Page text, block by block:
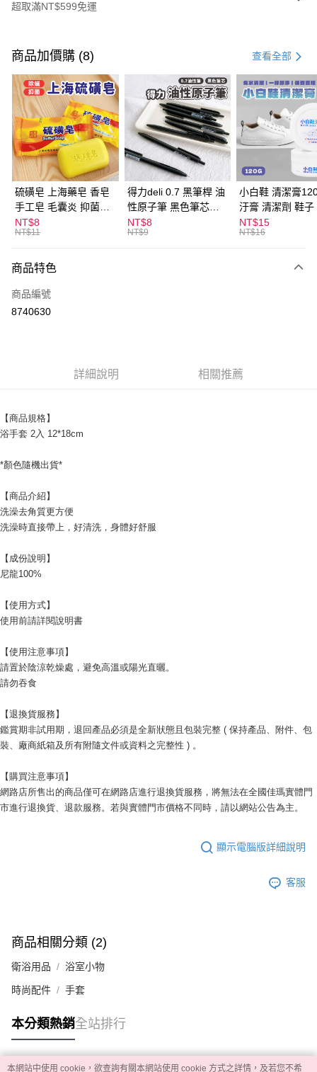
超取滿NT$599免運
信用卡一次付款
超商取貨付款
LINE Pay
Apple Pay
街口支付
悠遊付
ATM付款
全家取貨付款
每筆NT$60，滿NT$599(含以上)免運費
付款後全家取貨
每筆NT$60，滿NT$599(含以上)免運費
每筆NT$60，滿NT$599(含以上)免運費
每筆NT$120，滿NT$1,999(含以上)免運費
商品加價購 (8) 查看全部
硫磺皂 上海藥皂 香皂
手工皂 毛囊炎 抑菌除
蟎 清潔護膚 去油去痘
寵物皮膚病 狗狗貓咪
NT$8
NT$11
得力deli 0.7 黑筆桿 油
性原子筆 黑色筆芯
S304
NT$8
NT$9
小白鞋 清潔膏
汙膏 清潔劑 鞋子
漬 白皮鞋 鞋油
NT$15
NT$16
商品特色
商品編號
8740630
詳細說明 相關推薦
【商品規格】
浴手套 2入 12*18cm
*顏色隨機出貨*
【商品介紹】
洗澡去角質更方便
洗澡時直接帶上，好清洗，身體好舒服
【成份說明】
尼龍100%
【使用方式】
使用前請詳閱說明書
【使用注意事項】
請置於陰涼乾燥處，避免高溫或陽光直曬。
請勿吞食
【退換貨服務】
鑑賞期非試用期，退回產品必須是全新狀態且包裝完整 ( 保持產品、附件、包
裝、廠商紙箱及所有附隨文件或資料之完整性 ) 。
【購買注意事項】
網路店所售出的商品僅可在網路店進行退換貨服務，將無法在全國佳瑪實體門
市進行退換貨、退款服務。若與實體門市價格不同時，請以網站公告為主。
顯示電腦版詳細說明
客服
商品相關分類 (2)
衛浴用品 浴室小物
時尚配件 手套
本分類熱銷全站排行
本網站中使用 cookie，欲查詢有關本網站使用 cookie 方式之詳情，及若您不希